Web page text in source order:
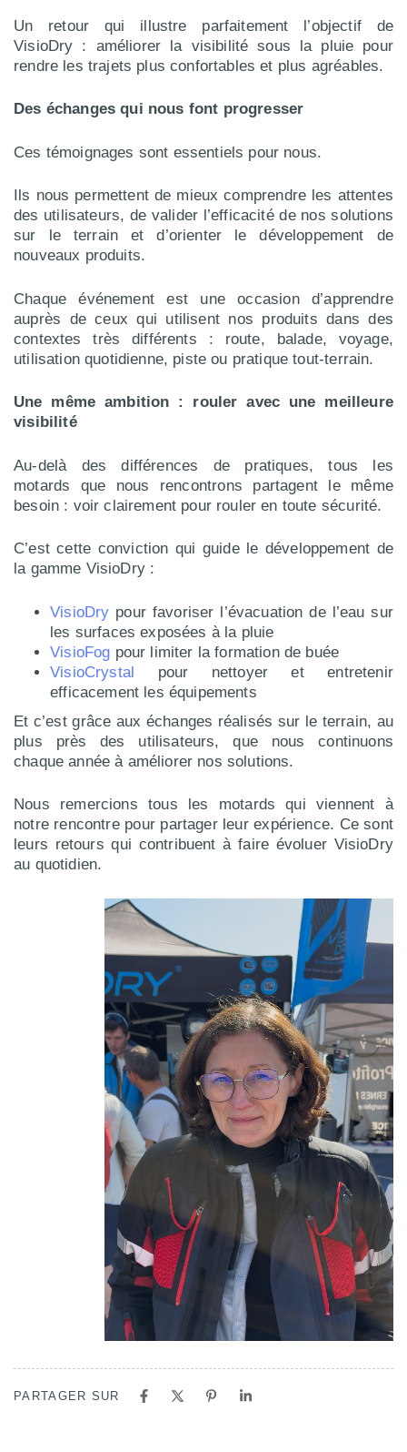
Un retour qui illustre parfaitement l’objectif de
VisioDry : améliorer la visibilité sous la pluie pour
rendre les trajets plus confortables et plus agréables.
Des échanges qui nous font progresser
Ces témoignages sont essentiels pour nous.
Ils nous permettent de mieux comprendre les attentes
des utilisateurs, de valider l’efficacité de nos solutions
sur le terrain et d’orienter le développement de
nouveaux produits.
Chaque événement est une occasion d’apprendre
auprès de ceux qui utilisent nos produits dans des
contextes très différents : route, balade, voyage,
utilisation quotidienne, piste ou pratique tout-terrain.
Une même ambition : rouler avec une meilleure
visibilité
Au-delà des différences de pratiques, tous les
motards que nous rencontrons partagent le même
besoin : voir clairement pour rouler en toute sécurité.
C’est cette conviction qui guide le développement de
la gamme VisioDry :
VisioDry pour favoriser l’évacuation de l’eau sur
les surfaces exposées à la pluie
VisioFog pour limiter la formation de buée
VisioCrystal pour nettoyer et entretenir
efficacement les équipements
Et c’est grâce aux échanges réalisés sur le terrain, au
plus près des utilisateurs, que nous continuons
chaque année à améliorer nos solutions.
Nous remercions tous les motards qui viennent à
notre rencontre pour partager leur expérience. Ce sont
leurs retours qui contribuent à faire évoluer VisioDry
au quotidien.
PARTAGER SUR